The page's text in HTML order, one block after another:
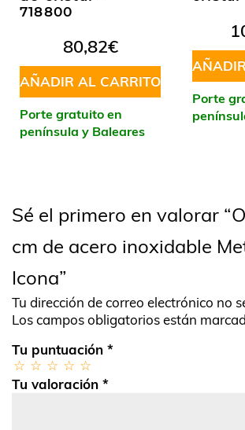
718800
80,82€
AÑADIR AL CARRITO
Porte gratuito en
península y Baleares
Porte
Sé el primero en valorar
cm de acero inoxidable
Icona”
Tu dirección de correo electrónico no
Los campos obligatorios están
Tu puntuación *
Tu valoración *